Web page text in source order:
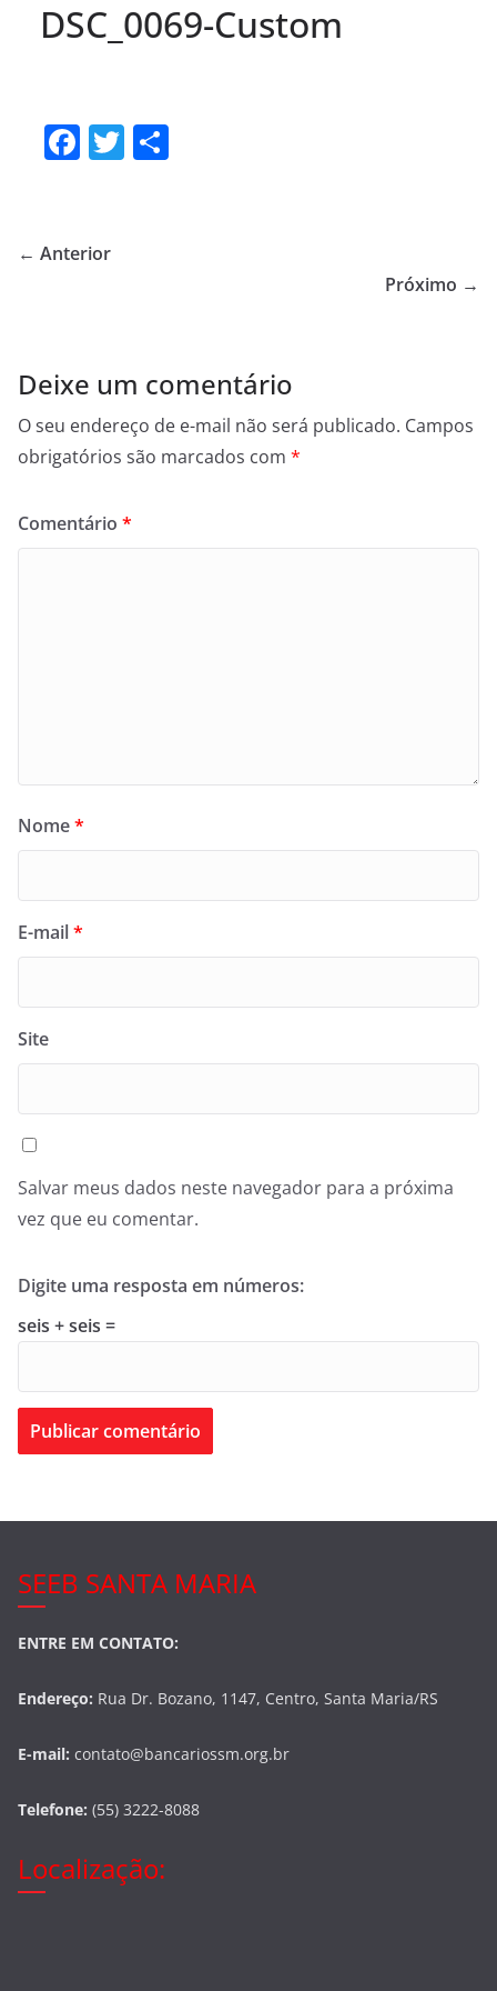
DSC_0069-Custom
F
e
k
T
← Anterior
Próximo →
Deixe um comentário
O seu endereço de e-mail não será publicado. Campos
obrigatórios são marcados com *
Comentário *
Nome*
E-mail*
Site
Salvar meus dados neste navegador para a próxima
vez que eu comentar.
Digite uma resposta em números:
seis + seis =
SEEB SANTA MARIA
ENTRE EM CONTATO:
Endereço: Rua Dr. Bozano, 1147, Centro, Santa Maria/RS
E-mail: contato@bancariossm.org.br
Telefone: (55) 3222-8088
Localização: